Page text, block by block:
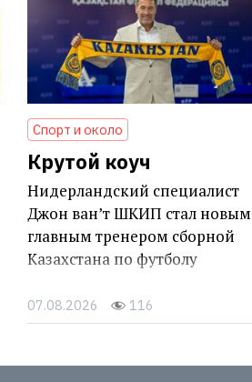
Спорт и около
Крутой коуч
Нидерландский специалист
Джон ван’т ШКИП стал новым
главным тренером сборной
Казахстана по футболу
07.08.2026 116